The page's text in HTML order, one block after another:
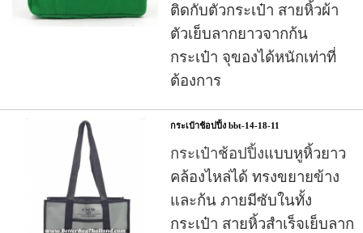
ติดกับตัวกระเป๋า สายหิ้วผ้า
ตัวเย็บลากยาวจากก้น
กระเป๋า จุของได้หนักเท่าที่
ต้องการ
กระเป๋าช้อปปิ้ง bbt-14-18-11
กระเป๋าช้อปปิ้งแบบหูหิ้วยาว
คล้องไหล่ได้ ทรงขยายข้าง
และก้น ภายมีซับในทั้ง
กระเป๋า สายหิ้วสำเร็จเย็บลาก